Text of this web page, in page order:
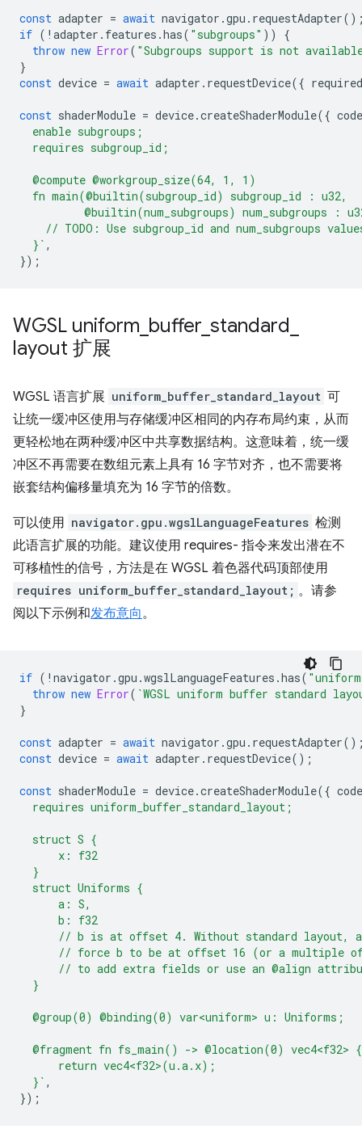
const adapter = await navigator .gpu . requestAdapter
if ( ! adapter . features .has( "subgroups" ))
{
throw new Error( "Subgroups support is not
}
const device = await adapter . requestDevice({
const shaderModule = device.createShaderModule({ code
  enable subgroups;
  requires subgroup_id;
  @compute @workgroup_size(64, 1, 1)
  fn main(@builtin(subgroup_id) subgroup_id : u32,
@builtin(num_subgroups) num_subgroups :
// TODO: Use subgroup_id and num_subgroups
  }`
,
});
WGSL uniform buffer standard
layout 扩展
WGSL 语言扩展 uniform_buffer_standard_layout 可
让统一缓冲区使用与存储缓冲区相同的内存布局约束，从而
更轻松地在两种缓冲区中共享数据结构。这意味着，统一缓
冲区不再需要在数组元素上具有 16 字节对齐，也不需要将
嵌套结构偏移量填充为 16 字节的倍数。
可以使用 navigator.gpu.wgslLanguageFeatures 检测
此语言扩展的功能。建议使用 requires- 指令来发出潜在不
可移植性的信号，方法是在 WGSL 着色器代码顶部使用
requires uniform_buffer_standard_layout; 。请参
阅以下示例和发布意向。
if ( ! navigator .gpu .wgslLanguageFeatures .has(
throw new Error( `WGSL uniform buffer standard
}
const adapter = await navigator .gpu . requestAdapter
const device = await adapter . requestDevice();
const shaderModule = device.createShaderModule({ code
  requires uniform_buffer_standard_layout;
  struct S {
      x: f32
  }
  struct Uniforms {
      a: S,
      b: f32
// b is at offset 4. Without standard layout,
// force b to be at offset 16 (or a multiple
// to add extra fields or use an @align
  }
  @group(0) @binding(0) var<uniform> u: Uniforms;
  @fragment fn fs_main() -> @location(0) vec4<f32> {
      return vec4<f32>(u.a.x);
  }`
,
});